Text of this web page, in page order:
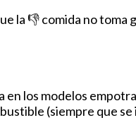
la 👎 comida no
los modelos
(siempre que